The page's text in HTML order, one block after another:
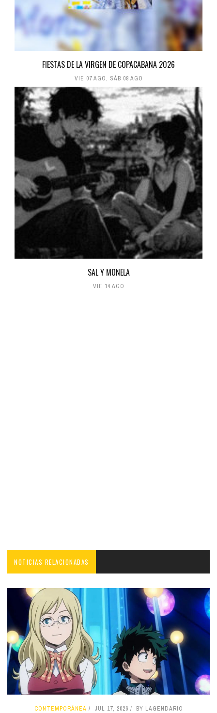
FIESTAS DE LA VIRGEN DE COPACABANA 2026
VIE 07 AGO, SÁB 08 AGO
SAL Y MONELA
VIE 14 AGO
NOTICIAS RELACIONADAS
CONTEMPORÁNEA JUL 17, 2026 BY LAGENDARIO